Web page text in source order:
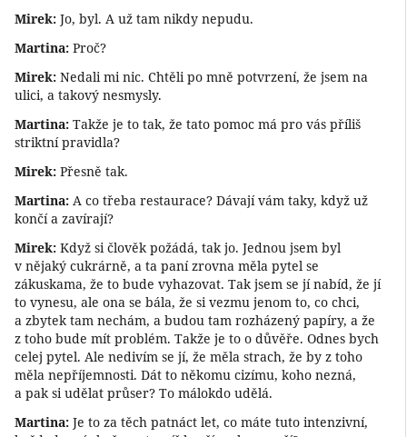
Mirek: Jo, byl. A už tam nikdy nepudu.
Martina: Proč?
Mirek: Nedali mi nic. Chtěli po mně potvrzení, že jsem na
ulici, a takový nesmysly.
Martina: Takže je to tak, že tato pomoc má pro vás příliš
striktní pravidla?
Mirek: Přesně tak.
Martina: A co třeba restaurace? Dávají vám taky, když už
končí a zavírají?
Mirek: Když si člověk požádá, tak jo. Jednou jsem byl
v nějaký cukrárně, a ta paní zrovna měla pytel se
zákuskama, že to bude vyhazovat. Tak jsem se jí nabíd, že jí
to vynesu, ale ona se bála, že si vezmu jenom to, co chci,
a zbytek tam nechám, a budou tam rozházený papíry, a že
z toho bude mít problém. Takže je to o důvěře. Odnes bych
celej pytel. Ale nedivím se jí, že měla strach, že by z toho
měla nepříjemnosti. Dát to někomu cizímu, koho nezná,
a pak si udělat průser? To málokdo udělá.
Martina: Je to za těch patnáct let, co máte tuto intenzivní,